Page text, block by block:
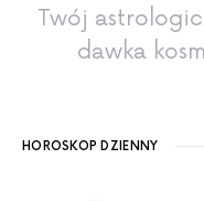
Twój
dawka
HOROSKOP DZIENNY